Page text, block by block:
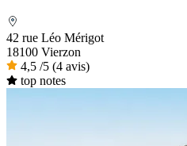
42 rue Léo Mérigot
18100 Vierzon
4,5 /5 (4 avis)
top notes